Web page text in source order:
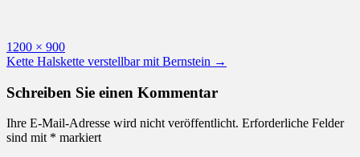
Originalgröße
1200 × 900
Beitragsnavigation
Kette Halskette verstellbar mit Bernstein →
Schreiben Sie einen Kommentar
Ihre E-Mail-Adresse wird nicht veröffentlicht. Erforderliche Felder
sind mit * markiert